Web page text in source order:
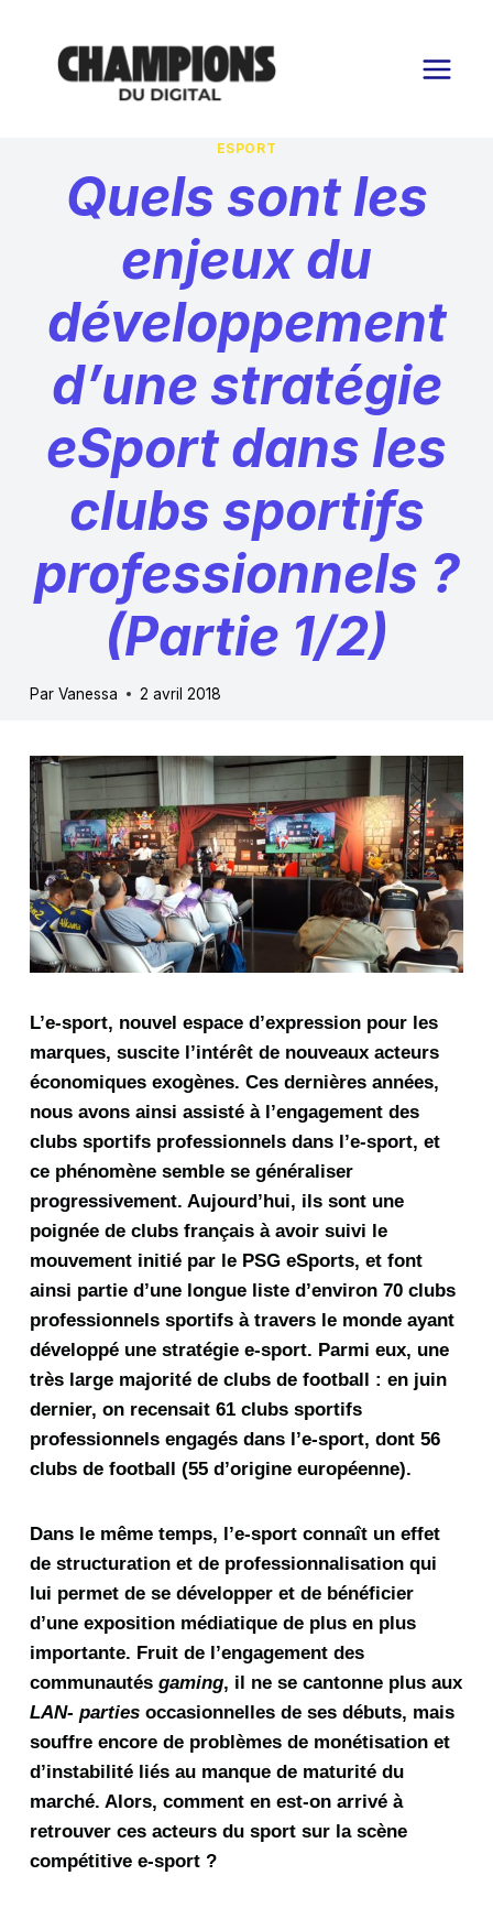
contenu
ESPORT
Quels sont les
enjeux du
développement
d’une stratégie
eSport dans les
clubs sportifs
professionnels ?
(Partie 1/2)
Par Vanessa 2 avril 2018
L’e-sport, nouvel espace d’expression pour les
marques, suscite l’intérêt de nouveaux acteurs
économiques exogènes. Ces dernières années,
nous avons ainsi assisté à l’engagement des
clubs sportifs professionnels dans l’e-sport, et
ce phénomène semble se généraliser
progressivement. Aujourd’hui, ils sont une
poignée de clubs français à avoir suivi le
mouvement initié par le PSG eSports, et font
ainsi partie d’une longue liste d’environ 70 clubs
professionnels sportifs à travers le monde ayant
développé une stratégie e-sport. Parmi eux, une
très large majorité de clubs de football : en juin
dernier, on recensait 61 clubs sportifs
professionnels engagés dans l’e-sport, dont 56
clubs de football (55 d’origine européenne).
Dans le même temps, l’e-sport connaît un effet
de structuration et de professionnalisation qui
lui permet de se développer et de bénéficier
d’une exposition médiatique de plus en plus
importante. Fruit de l’engagement des
communautésgaming, il ne se cantonne plus aux
LAN- partiesoccasionnelles de ses débuts, mais
souffre encore de problèmes de monétisation et
d’instabilité liés au manque de maturité du
marché. Alors, comment en est-on arrivé à
retrouver ces acteurs du sport sur la scène
compétitive e-sport ?